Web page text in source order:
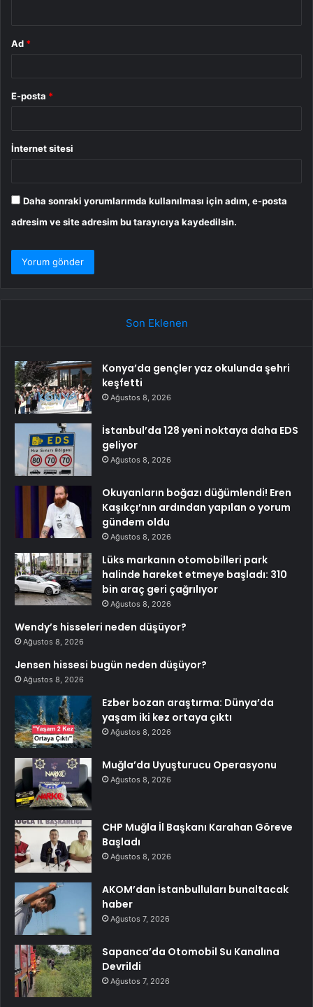
Ad *
E-posta *
İnternet sitesi
Daha sonraki yorumlarımda kullanılması için adım, e-posta
adresim ve site adresim bu tarayıcıya kaydedilsin.
Son Eklenen
Konya’da gençler yaz okulunda şehri
keşfetti
Ağustos 8, 2026
İstanbul’da 128 yeni noktaya daha EDS
geliyor
Ağustos 8, 2026
Okuyanların boğazı düğümlendi! Eren
Kaşıkçı’nın ardından yapılan o yorum
gündem oldu
Ağustos 8, 2026
Lüks markanın otomobilleri park
halinde hareket etmeye başladı: 310
bin araç geri çağrılıyor
Ağustos 8, 2026
Wendy’s hisseleri neden düşüyor?
Ağustos 8, 2026
Jensen hissesi bugün neden düşüyor?
Ağustos 8, 2026
Ezber bozan araştırma: Dünya’da
yaşam iki kez ortaya çıktı
Ağustos 8, 2026
Muğla’da Uyuşturucu Operasyonu
Ağustos 8, 2026
CHP Muğla İl Başkanı Karahan Göreve
Başladı
Ağustos 8, 2026
AKOM’dan İstanbulluları bunaltacak
haber
Ağustos 7, 2026
Sapanca’da Otomobil Su Kanalına
Devrildi
Ağustos 7, 2026